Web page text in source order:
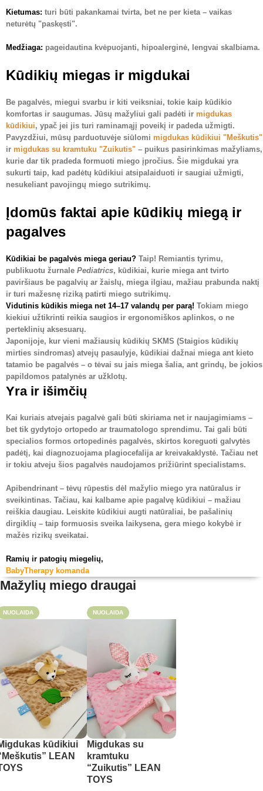
Kietumas: turi būti pakankamai tvirta, bet ne per kieta – vaikas
neturėtų "paskęsti".
Medžiaga: pageidautina kvėpuojanti, hipoalerginė, lengvai skalbiama.
Kūdikių miegas ir migdukai
Be pagalvės, miegui svarbu ir kiti veiksniai, tokie kaip kūdikio
komfortas ir saugumas. Jūsų mažyliui gali padėti ir migdukas
kūdikiui, ypač jei jis turi raminamąjį poveikį ir padeda užmigti.
Pavyzdžiui, mūsų parduotuvėje siūlomi migdukas kūdikiui "Meškutis"
ir migdukas su kramtuku "Zuikutis" – puikus pasirinkimas mažyliams,
kurie dar tik pradeda formuoti miego įpročius. Šie migdukai yra
sukurti taip, kad padėtų kūdikiui atsipalaiduoti ir saugiai užmigti,
nesukeliant pavojingų miego sutrikimų.
Įdomūs faktai apie kūdikių miegą ir
pagalves
Kūdikiai be pagalvės miega geriau? Taip! Remiantis tyrimu,
publikuotu žurnale Pediatrics, kūdikiai, kurie miega ant tvirto
paviršiaus be pagalvių ar žaislų, miega ilgiau, mažiau prabunda naktį
ir turi mažesnę riziką patirti miego sutrikimų.
Vidutinis kūdikis miega net 14–17 valandų per parą! Tokiam miego
kiekiui užtikrinti reikia saugios ir ergonomiškos aplinkos, o ne
perteklinių aksesuarų.
Japonijoje, kur vieni mažiausių kūdikių SKMS (Staigios kūdikių
mirties sindromas) atvejų pasaulyje, kūdikiai dažnai miega ant kieto
tatamio be pagalvės – o tėvai su jais miega šalia, ant grindų, be jokios
papildomos patalynės ar užklotų.
Yra ir išimčių
Kai kuriais atvejais pagalvė gali būti skiriama net ir naujagimiams –
bet tik gydytojo ortopedo ar traumatologo sprendimu. Tai gali būti
specialios formos ortopedinės pagalvės, skirtos koreguoti galvytės
padėtį, kai diagnozuojama plagiocefalija ar kreivakaklystė. Tačiau net
ir tokiu atveju šios pagalvės naudojamos prižiūrint specialistams.
Apibendrinant – tėvų rūpestis dėl mažylio miego yra natūralus ir
sveikintinas. Tačiau, kai kalbame apie pagalvę kūdikiui – mažiau
reiškia daugiau. Leiskite kūdikiui augti natūraliai, be pašalinių
dirgiklių – taip formuosis sveika laikysena, gera miego kokybė ir
mažės rizikų sveikatai.
Ramių ir patogių miegelių,
BabyTherapy komanda
Mažylių miego draugai
NUOLAIDA
kūdikiui
LEAN
NUOLAIDA
Migdukas su
kramtuku
“Zuikutis” LEAN
TOYS